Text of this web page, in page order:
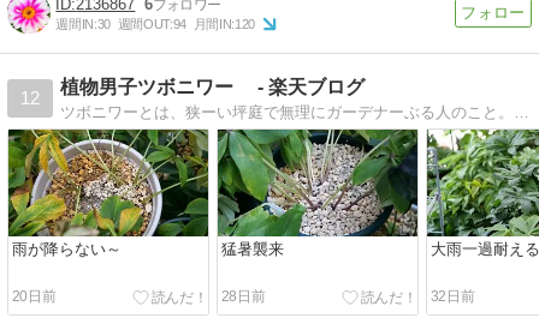
2136867 6
週間IN:30 週間OUT:94 月間IN:120
12
植物男子ツボニワー - 楽天ブログ
ツボニワーとは、狭ーい坪庭で無理にガーデナーぶる人のこと。その他なんちゃっての投資記録です。
雨が降らない～
20日前
猛暑襲来
28日前
大雨一過耐え
32日前